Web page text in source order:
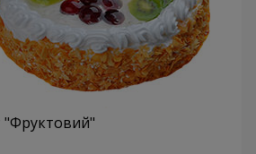
"Фруктовий"